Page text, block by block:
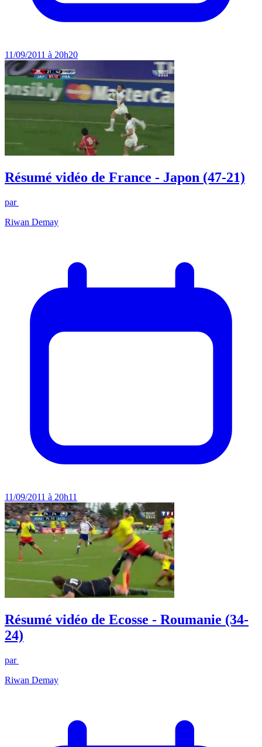
11/09/2011 à 20h20
Résumé vidéo de France - Japon (47-21)
par
Riwan Demay
11/09/2011 à 20h11
Résumé vidéo de Ecosse - Roumanie (34-
24)
par
Riwan Demay